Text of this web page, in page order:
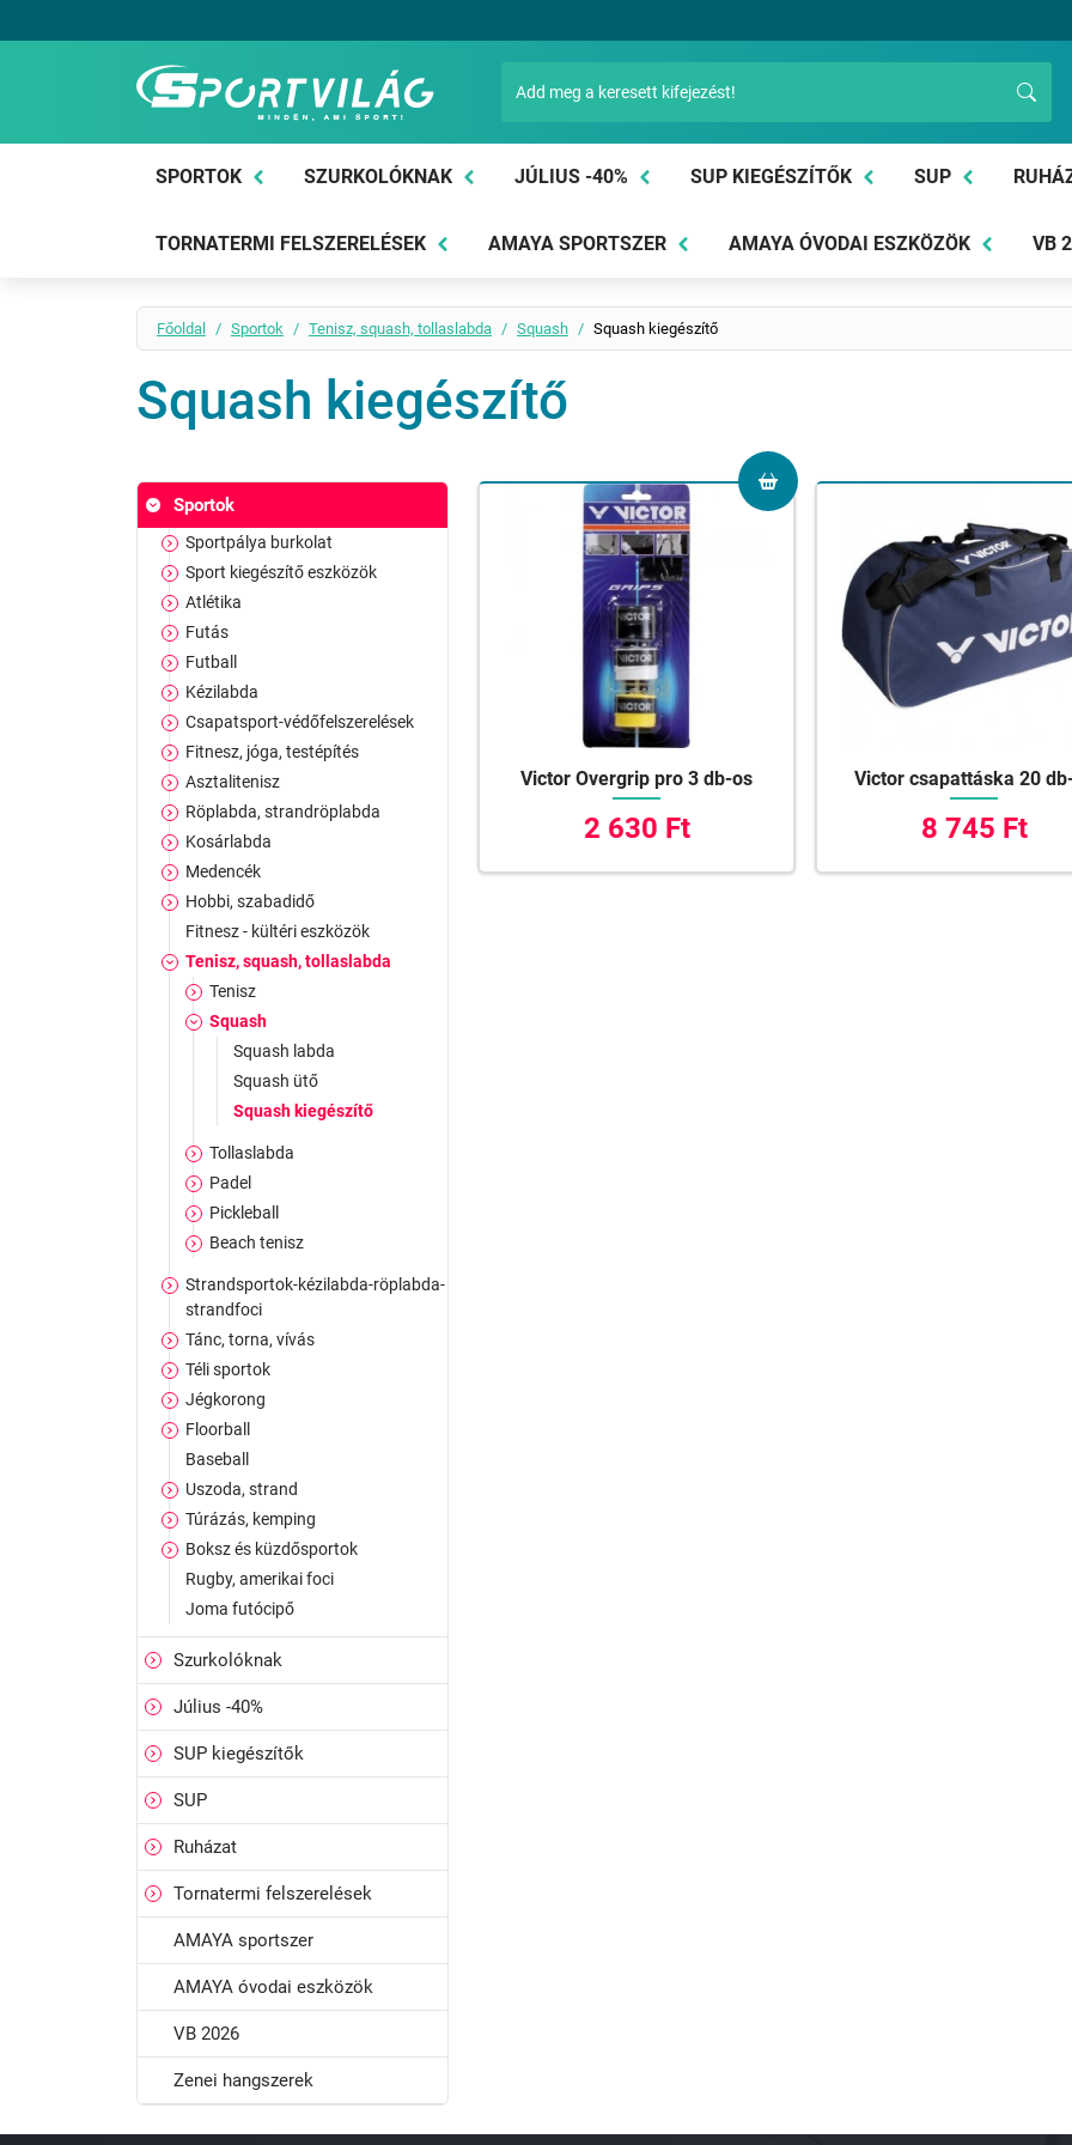
Sportvilág
SPORTOK SZURKOLÓKNAK JÚLIUS -40% SUP KIEGÉSZÍTŐK SUP
TORNATERMI FELSZERELÉSEK AMAYA SPORTSZER AMAYA ÓVODAI ESZKÖZÖK VB
Főoldal Sportok Tenisz, squash, tollaslabda Squash Squash kiegészítő
Squash kiegészítő
Sportok
Sportpálya burkolat
Sport kiegészítő eszközök
Atlétika
Futás
Futball
Kézilabda
Csapatsport-védőfelszerelések
Fitnesz, jóga, testépítés
Asztalitenisz
Röplabda, strandröplabda
Kosárlabda
Medencék
Hobbi, szabadidő
Fitnesz - kültéri eszközök
Tenisz, squash, tollaslabda
Tenisz
Squash
Squash labda
Squash ütő
Squash kiegészítő
Tollaslabda
Padel
Pickleball
Beach tenisz
Strandsportok-kézilabda-röplabda-
strandfoci
Tánc, torna, vívás
Téli sportok
Jégkorong
Floorball
Baseball
Uszoda, strand
Túrázás, kemping
Boksz és küzdősportok
Rugby, amerikai foci
Joma futócipő
Szurkolóknak
Július -40%
SUP kiegészítők
SUP
Ruházat
Tornatermi felszerelések
AMAYA sportszer
AMAYA óvodai eszközök
VB 2026
Zenei hangszerek
Victor Overgrip pro 3 db-os
2 630 Ft
Victor csapattáska 20
8 745 Ft